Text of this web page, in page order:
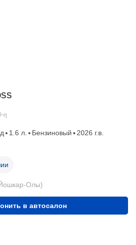
q
1.6 л. Бензиновый
2026 г.в.
Олы)
в автосалон